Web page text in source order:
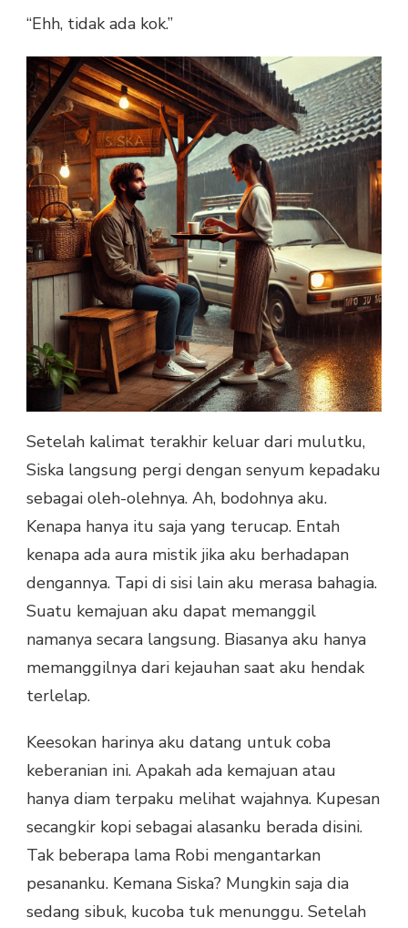
“Ehh, tidak ada kok.”
Setelah kalimat terakhir keluar dari mulutku,
Siska langsung pergi dengan senyum kepadaku
sebagai oleh-olehnya. Ah, bodohnya aku.
Kenapa hanya itu saja yang terucap. Entah
kenapa ada aura mistik jika aku berhadapan
dengannya. Tapi di sisi lain aku merasa bahagia.
Suatu kemajuan aku dapat memanggil
namanya secara langsung. Biasanya aku hanya
memanggilnya dari kejauhan saat aku hendak
terlelap.
Keesokan harinya aku datang untuk coba
keberanian ini. Apakah ada kemajuan atau
hanya diam terpaku melihat wajahnya. Kupesan
secangkir kopi sebagai alasanku berada disini.
Tak beberapa lama Robi mengantarkan
pesananku. Kemana Siska? Mungkin saja dia
sedang sibuk, kucoba tuk menunggu. Setelah